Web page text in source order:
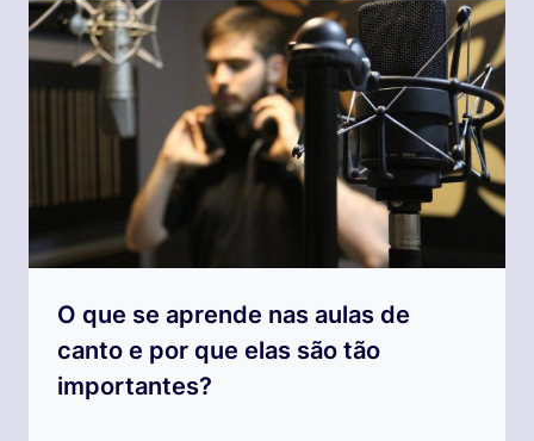
O que se aprende nas aulas de
canto e por que elas são tão
importantes?